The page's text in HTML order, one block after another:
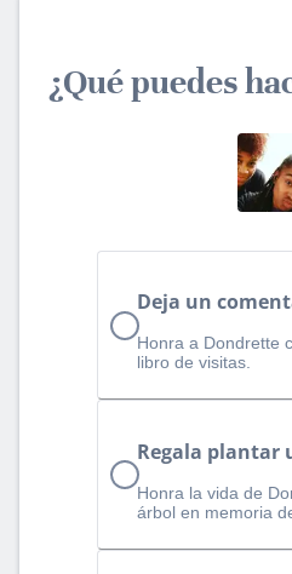
¿Qué puedes
Deja un
Honra a Dondrette
libro de visitas.
Regala plantar
Honra la vida de
árbol en memoria